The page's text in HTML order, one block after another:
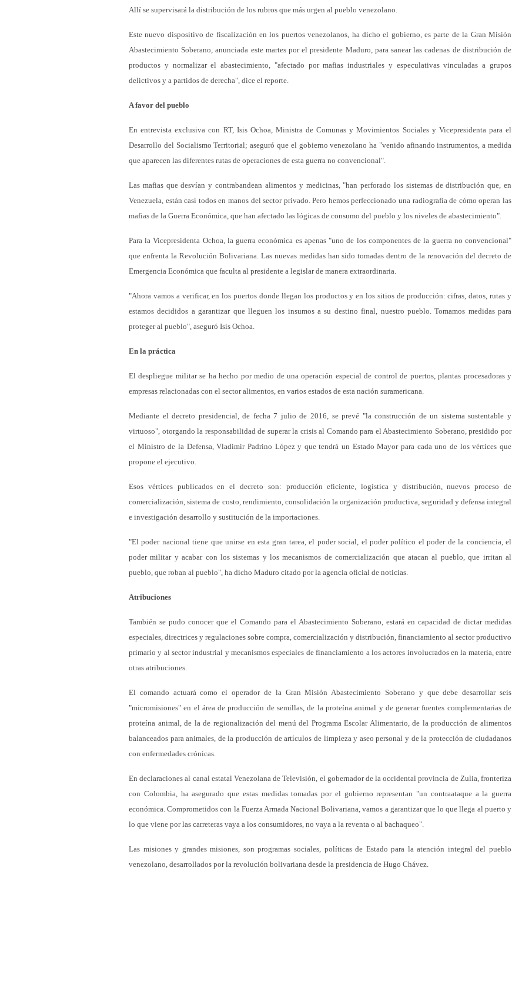
Allí se supervisará la distribución de los rubros que más urgen al pueblo venezolano.
Este nuevo dispositivo de fiscalización en los puertos venezolanos, ha dicho el gobierno, es parte de la Gran Misión
Abastecimiento Soberano, anunciada este martes por el presidente Maduro, para sanear las cadenas de distribución de
productos y normalizar el abastecimiento, "afectado por mafias industriales y especulativas vinculadas a grupos
delictivos y a partidos de derecha", dice el reporte.
A favor del pueblo
En entrevista exclusiva con RT, Isis Ochoa, Ministra de Comunas y Movimientos Sociales y Vicepresidenta para el
Desarrollo del Socialismo Territorial; aseguró que el gobierno venezolano ha "venido afinando instrumentos, a medida
que aparecen las diferentes rutas de operaciones de esta guerra no convencional".
Las mafias que desvían y contrabandean alimentos y medicinas, "han perforado los sistemas de distribución que, en
Venezuela, están casi todos en manos del sector privado. Pero hemos perfeccionado una radiografía de cómo operan las
mafias de la Guerra Económica, que han afectado las lógicas de consumo del pueblo y los niveles de abastecimiento".
Para la Vicepresidenta Ochoa, la guerra económica es apenas "uno de los componentes de la guerra no convencional"
que enfrenta la Revolución Bolivariana. Las nuevas medidas han sido tomadas dentro de la renovación del decreto de
Emergencia Económica que faculta al presidente a legislar de manera extraordinaria.
"Ahora vamos a verificar, en los puertos donde llegan los productos y en los sitios de producción: cifras, datos, rutas y
estamos decididos a garantizar que lleguen los insumos a su destino final, nuestro pueblo. Tomamos medidas para
proteger al pueblo", aseguró Isis Ochoa.
En la práctica
El despliegue militar se ha hecho por medio de una operación especial de control de puertos, plantas procesadoras y
empresas relacionadas con el sector alimentos, en varios estados de esta nación suramericana.
Mediante el decreto presidencial, de fecha 7 julio de 2016, se prevé "la construcción de un sistema sustentable y
virtuoso", otorgando la responsabilidad de superar la crisis al Comando para el Abastecimiento Soberano, presidido por
el Ministro de la Defensa, Vladimir Padrino López y que tendrá un Estado Mayor para cada uno de los vértices que
propone el ejecutivo.
Esos vértices publicados en el decreto son: producción eficiente, logística y distribución, nuevos proceso de
comercialización, sistema de costo, rendimiento, consolidación la organización productiva, seguridad y defensa integral
e investigación desarrollo y sustitución de la importaciones.
"El poder nacional tiene que unirse en esta gran tarea, el poder social, el poder político el poder de la conciencia, el
poder militar y acabar con los sistemas y los mecanismos de comercialización que atacan al pueblo, que irritan al
pueblo, que roban al pueblo", ha dicho Maduro citado por la agencia oficial de noticias.
Atribuciones
También se pudo conocer que el Comando para el Abastecimiento Soberano, estará en capacidad de dictar medidas
especiales, directrices y regulaciones sobre compra, comercialización y distribución, financiamiento al sector productivo
primario y al sector industrial y mecanismos especiales de financiamiento a los actores involucrados en la materia, entre
otras atribuciones.
El comando actuará como el operador de la Gran Misión Abastecimiento Soberano y que debe desarrollar seis
"micromisiones" en el área de producción de semillas, de la proteína animal y de generar fuentes complementarias de
proteína animal, de la de regionalización del menú del Programa Escolar Alimentario, de la producción de alimentos
balanceados para animales, de la producción de artículos de limpieza y aseo personal y de la protección de ciudadanos
con enfermedades crónicas.
En declaraciones al canal estatal Venezolana de Televisión, el gobernador de la occidental provincia de Zulia, fronteriza
con Colombia, ha asegurado que estas medidas tomadas por el gobierno representan "un contraataque a la guerra
económica. Comprometidos con la Fuerza Armada Nacional Bolivariana, vamos a garantizar que lo que llega al puerto y
lo que viene por las carreteras vaya a los consumidores, no vaya a la reventa o al bachaqueo".
Las misiones y grandes misiones, son programas sociales, políticas de Estado para la atención integral del pueblo
venezolano, desarrollados por la revolución bolivariana desde la presidencia de Hugo Chávez.